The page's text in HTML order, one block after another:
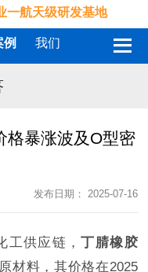
一航天级研发基地
例 我们
格暴涨波及O型密
发布日期： 2025-07-16
工供应链，丁腈橡胶
材料，其价格在2025